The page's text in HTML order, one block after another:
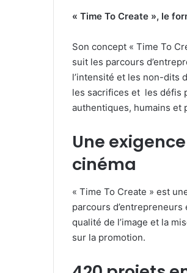
« Time To Create », le
Son concept « Time To
suit les parcours
l’intensité et les non-dits
les sacrifices et les défis
authentiques, humains et
Une
cinéma
« Time To Create » est
parcours
qualité de l’image et la
sur la promotion.